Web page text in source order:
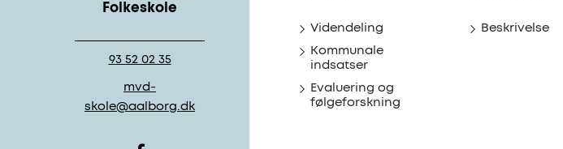
Folkeskole
93 52 02 35
mvd-
skole@aalborg.dk
Videndeling
Kommunale
indsatser
Evaluering og
følgeforskning
Beskrivelse